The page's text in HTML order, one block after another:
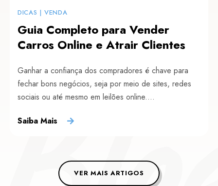
DICAS | VENDA
Guia Completo para Vender
Carros Online e Atrair Clientes
Ganhar a confiança dos compradores é chave para
fechar bons negócios, seja por meio de sites, redes
sociais ou até mesmo em leilões online....
Saiba Mais
VER MAIS ARTIGOS